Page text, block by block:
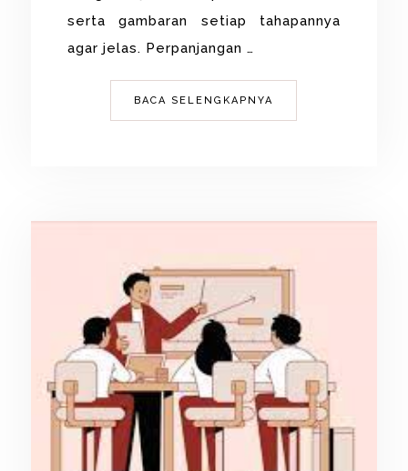
serta gambaran setiap tahapannya
agar jelas. Perpanjangan …
BACA SELENGKAPNYA